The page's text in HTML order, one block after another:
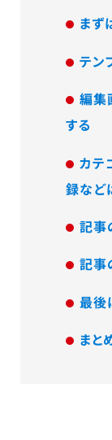
まず
テン
編集
する
カテ
録など
記事
記事
最後
まと